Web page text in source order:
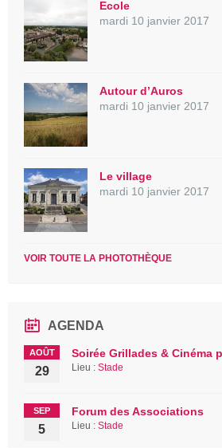
Ecole
mardi 10 janvier 2017
Autour d’Auros
mardi 10 janvier 2017
Le village
mardi 10 janvier 2017
VOIR TOUTE LA PHOTOTHÈQUE
AGENDA
AOÛT
29
Soirée Grillades & Cinéma
Lieu : Stade
SEP
5
Forum des Associations
Lieu : Stade